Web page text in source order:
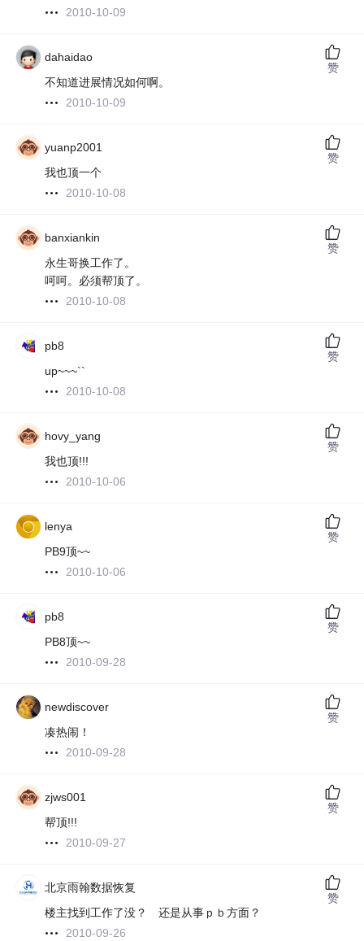
2010-10-09
dahaidao
不知道进展情况如何啊。
2010-10-09
赞
yuanp2001
我也顶一个
2010-10-08
赞
banxiankin
永生哥换工作了。
呵呵。必须帮顶了。
2010-10-08
赞
pb8
up~~~``
2010-10-08
赞
hovy_yang
我也顶!!!
2010-10-06
赞
lenya
PB9顶~~
2010-10-06
赞
pb8
PB8顶~~
2010-09-28
赞
newdiscover
凑热闹！
2010-09-28
赞
zjws001
帮顶!!!
2010-09-27
赞
北京雨翰数据恢复
楼主找到工作了没？ 还是从事ｐｂ方面？
2010-09-26
赞